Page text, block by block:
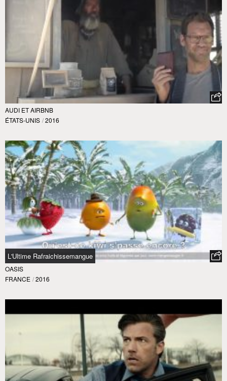
AUDI ET AIRBNB
ÉTATS-UNIS / 2016
L'Ultime Rafraichissemangue
OASIS
FRANCE / 2016